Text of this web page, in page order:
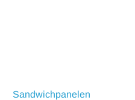
Sandwichpanelen